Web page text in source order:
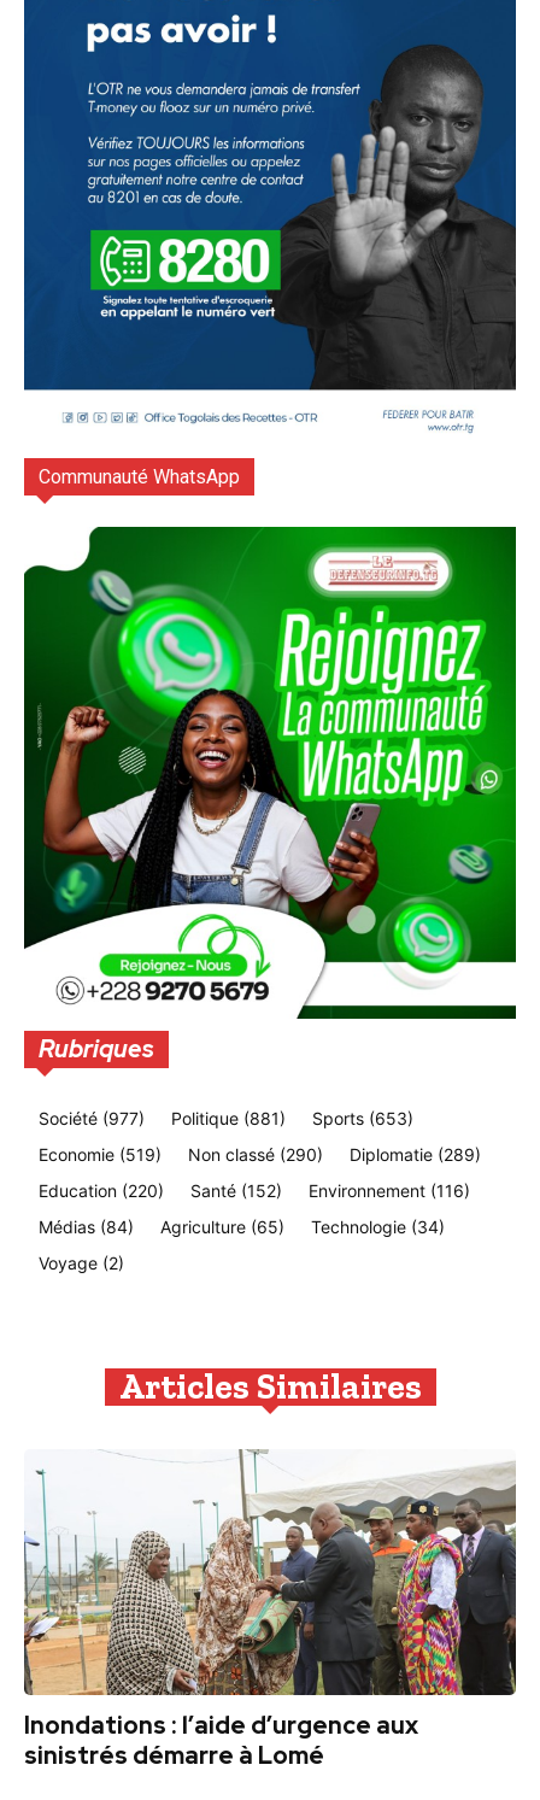
Communauté WhatsApp
Rubriques
Société (977) Politique (881) Sports (653)
Economie (519) Non classé (290) Diplomatie (289)
Education (220) Santé (152) Environnement (116)
Médias (84) Agriculture (65) Technologie (34)
Voyage (2)
Articles Similaires
Inondations : l’aide d’urgence aux
sinistrés démarre à Lomé